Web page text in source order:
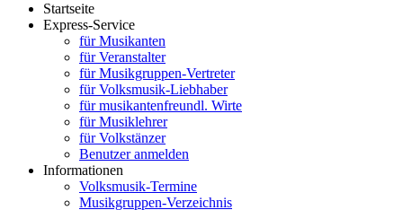
Startseite
Express-Service
für Musikanten
für Veranstalter
für Musikgruppen-Vertreter
für Volksmusik-Liebhaber
für musikantenfreundl. Wirte
für Musiklehrer
für Volkstänzer
Benutzer anmelden
Informationen
Volksmusik-Termine
Musikgruppen-Verzeichnis